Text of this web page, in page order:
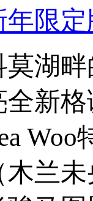
年限定
湖
新
兰